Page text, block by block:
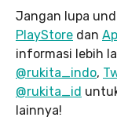
Jangan lupa
PlayStore dan
informasi lebih
@rukita_indo,
@rukita_id
lainnya!